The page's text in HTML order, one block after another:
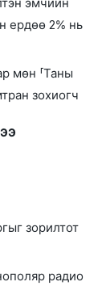
эмчийн
ердөө 2% нь
мөн 「Таны
зохиогч
зорилтот
радио